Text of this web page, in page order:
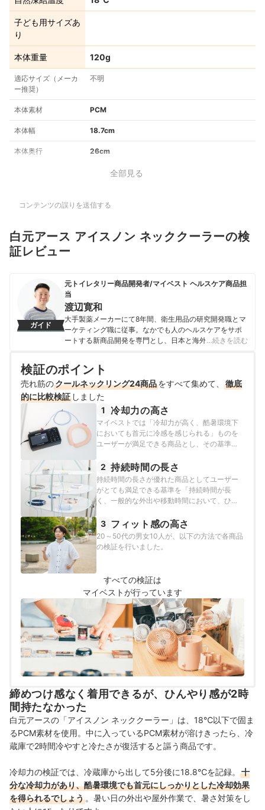
子ども用サイズあ
り
本体重量 120g
適応サイズ（メーカ
ー推奨）
不明
本体素材 PCM
本体幅 18.7cm
本体奥行 26cm
全部見る
コンテンツの誤りを送信する
白元アース アイスノン ネッククーラーの検
証レビュー
ガイド
元トイレタリー商品開発者/マイベスト ヘルスケア商品担
当
渡辺寛和
大手製薬メーカーにて8年間、衛生用品の研究開発職とマ
ーケティング職に従事。なかでも人のヘルスケアをサポ
ートする新商品開発を専門とし、日本と海外を合わせて
品全般の比較検証を担当。「ユーザーが知りたいことを
適切な検証に基づきわかりやすく提供する」をモットー
に、日々の業務に取り組んでいる。
渡辺寛和のプロフィール
…続きを読む
検証のポイント
売れ筋のクールネックリング24商品をすべて集めて、
徹底
的に比較検証 しました
1 冷却力の高さ
マイベストでは「冷却力が高く、酷暑環境下
においても首元に冷感を感じられる」ものを
ユーザーが満足できる商品とし、その基準を
した。
2 持続時間の長さ
持続時間の長さが優れた商品としてユーザー
がとても満足できる基準を「持続時間が長
く、一般的な外出や移動時間において、ひん
方法で各商品の検証を行いました。
3 フィット感の高さ
20～50代の男女10人が、以下の方法で各商品
の検証を行いました。
すべての検証は
マイベストが行っています
締めつけ感なく着用できるが、ひんやり感が2時
間持たなかった
白元アースの「アイスノン ネッククーラー」は、18℃以下で固ま
るPCM素材を使用。中に入っているPCM素材が溶けきったら、冷
蔵庫で2時間冷やすと冷たさが復活すると謳う商品です。
冷却力の検証では、冷蔵庫から出して5分後に18.8℃を記録。
十
分な冷却力があり、酷暑環境でも首元にしっかりとした冷却効果
を得られるでしょう 。暑い日の外出や屋外作業で、暑さ対策をし